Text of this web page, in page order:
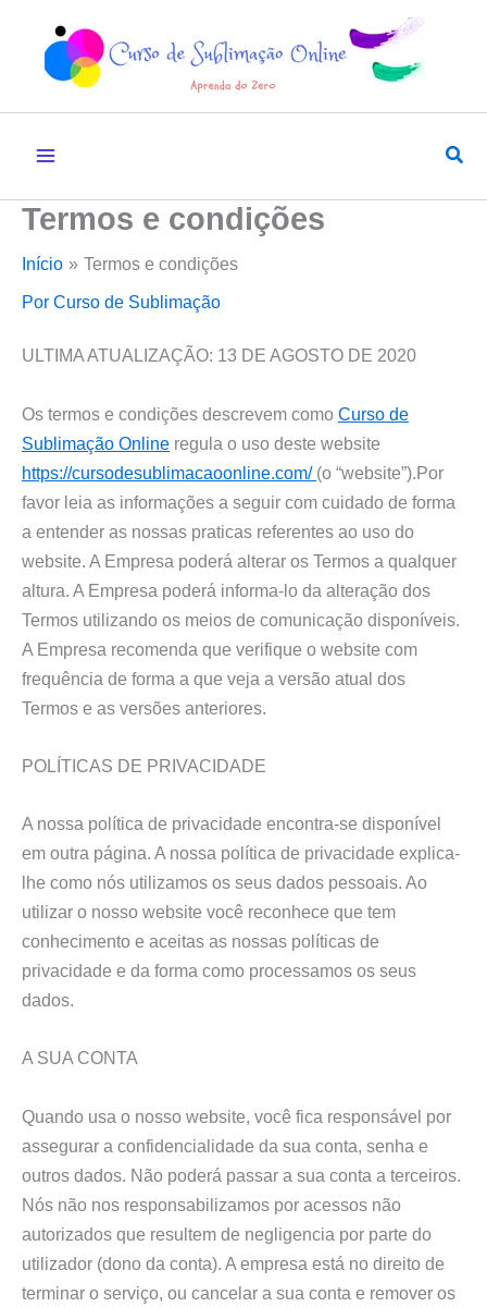
Termos e condições
Início
Termos e condições
Por Curso de Sublimação
ULTIMA ATUALIZAÇÃO: 13 DE AGOSTO DE 2020
Os termos e condições descrevem como Curso de
Sublimação Online regula o uso deste website
https://cursodesublimacaoonline.com/ (o “website”).Por
favor leia as informações a seguir com cuidado de forma
a entender as nossas praticas referentes ao uso do
website. A Empresa poderá alterar os Termos a qualquer
altura. A Empresa poderá informa-lo da alteração dos
Termos utilizando os meios de comunicação disponíveis.
A Empresa recomenda que verifique o website com
frequência de forma a que veja a versão atual dos
Termos e as versões anteriores.
POLÍTICAS DE PRIVACIDADE
A nossa política de privacidade encontra-se disponível
em outra página. A nossa política de privacidade explica-
lhe como nós utilizamos os seus dados pessoais. Ao
utilizar o nosso website você reconhece que tem
conhecimento e aceitas as nossas políticas de
privacidade e da forma como processamos os seus
dados.
A SUA CONTA
Quando usa o nosso website, você fica responsável por
assegurar a confidencialidade da sua conta, senha e
outros dados. Não poderá passar a sua conta a terceiros.
Nós não nos responsabilizamos por acessos não
autorizados que resultem de negligencia por parte do
utilizador (dono da conta). A empresa está no direito de
terminar o serviço, ou cancelar a sua conta e remover os